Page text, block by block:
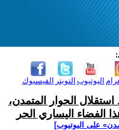
الفيسبوك التويتر اليوتيوب
الحوار المتمدن،
الفضاء اليساري الحر
على اليوتيوب]